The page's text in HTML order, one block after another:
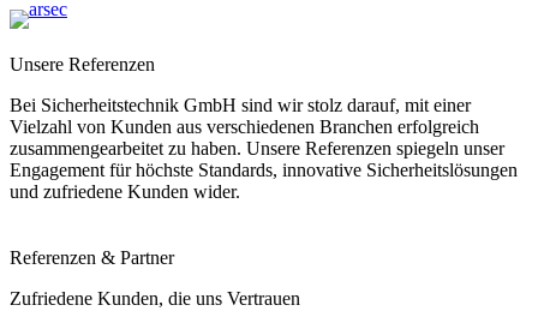
Unsere Referenzen
Bei Sicherheitstechnik GmbH sind wir stolz darauf, mit einer
Vielzahl von Kunden aus verschiedenen Branchen erfolgreich
zusammengearbeitet zu haben. Unsere Referenzen spiegeln unser
Engagement für höchste Standards, innovative Sicherheitslösungen
und zufriedene Kunden wider.
Referenzen & Partner
Zufriedene Kunden, die uns Vertrauen